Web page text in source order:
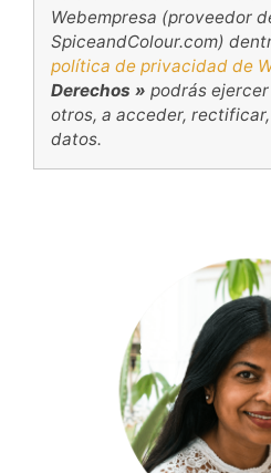
Webempresa (proveedor
SpiceandColour.com)
política de privacidad de
Derechos » podrás
otros, a acceder,
datos.